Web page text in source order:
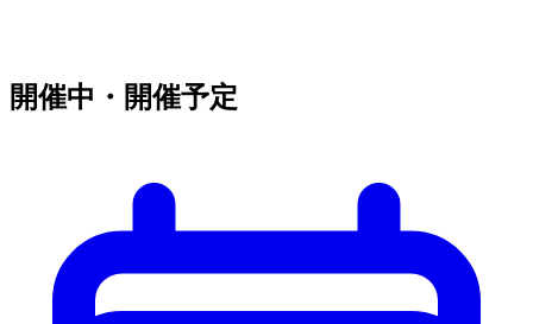
開催中・開催予定